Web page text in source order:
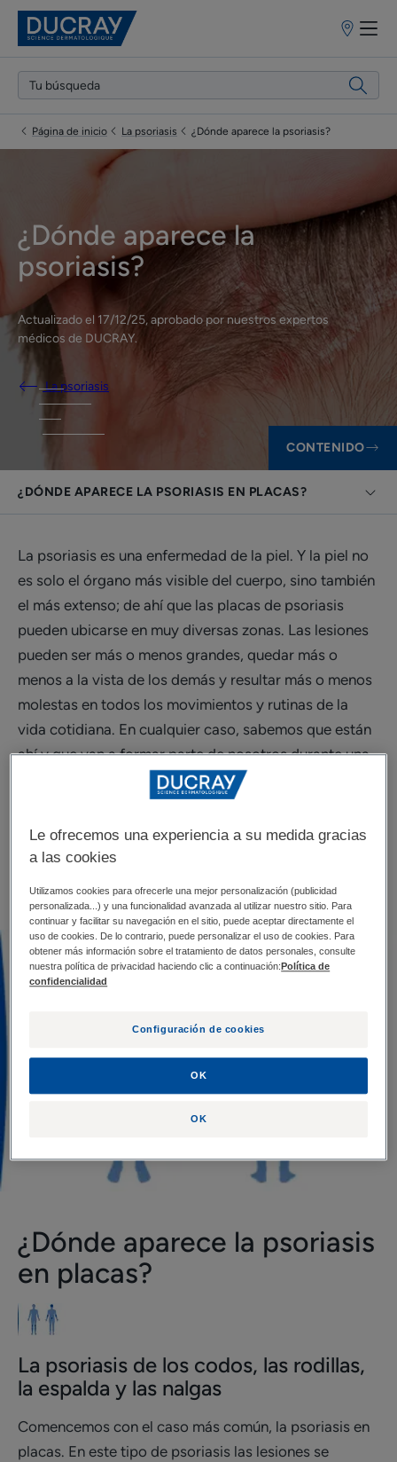
Puntos
venta
Página de inicio La psoriasis ¿Dónde aparece la psoriasis?
¿Dónde aparece la
psoriasis?
Actualizado el 17/12/25, aprobado pornuestros expertos
médicos de DUCRAY.
La psoriasis
CONTENIDO
¿DÓNDE APARECE LA PSORIASIS EN PLACAS?
La psoriasis es una enfermedad de la piel. Y la piel no
es solo el órgano más visible del cuerpo, sino también
el más extenso; de ahí que las placas de psoriasis
pueden ubicarse en muy diversas zonas. Las lesiones
pueden ser más o menos grandes, quedar más o
menos a la vista de los demás y resultar más o menos
molestas en todos los movimientos y rutinas de la
vida cotidiana. En cualquier caso, sabemos que están
ahí y que van a formar parte de nosotros durante una
o varias semanas, hasta que el tratamiento haga
efecto. La psoriasis puede desarrollarse en todo el
cuerpo, con zonas más o menos afectadas en función
de las personas y de los brotes.
¿Dónde aparece la psoriasis
en placas?
La psoriasis de los codos, las rodillas,
la espalda y las nalgas
Comencemos con el caso más común, la psoriasis en
placas. En este tipo de psoriasis las lesiones se
Le ofrecemos una experiencia a su medida gracias
a las cookies
Utilizamos cookies para ofrecerle una mejor personalización (publicidad
personalizada...) y una funcionalidad avanzada al utilizar nuestro sitio. Para
continuar y facilitar su navegación en el sitio, puede aceptar directamente el
uso de cookies. De lo contrario, puede personalizar el uso de cookies. Para
obtener más información sobre el tratamiento de datos personales, consulte
nuestra política de privacidad haciendo clic a continuación: Política de
confidencialidad
Configuración de cookies
OK
OK